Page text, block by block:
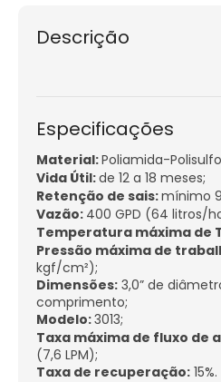
Descrição
Especificações
Material:Poliamida-
Vida Útil:de 12 a 18 meses;
Retenção de sais:mínimo
Vazão: 400 GPD (64 litros/
Temperatura máxima de
Pressão máxima de
kgf/cm²);
Dimensões: 3,0” de
comprimento;
Modelo:3013;
Taxa máxima de fluxo de
(7,6 LPM);
Taxa de recuperação: 15%.